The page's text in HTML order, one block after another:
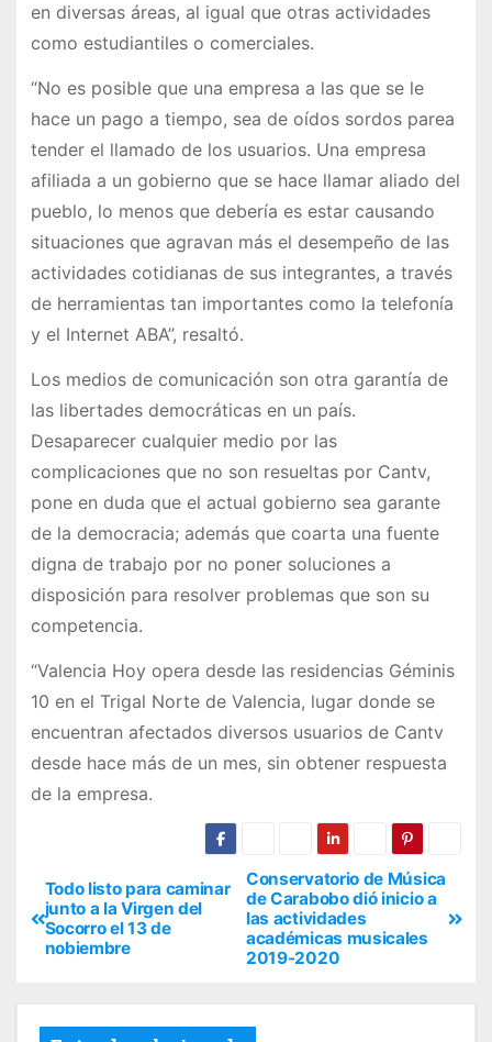
en diversas áreas, al igual que otras actividades
como estudiantiles o comerciales.
“No es posible que una empresa a las que se le
hace un pago a tiempo, sea de oídos sordos parea
tender el llamado de los usuarios. Una empresa
afiliada a un gobierno que se hace llamar aliado del
pueblo, lo menos que debería es estar causando
situaciones que agravan más el desempeño de las
actividades cotidianas de sus integrantes, a través
de herramientas tan importantes como la telefonía
y el Internet ABA”, resaltó.
Los medios de comunicación son otra garantía de
las libertades democráticas en un país.
Desaparecer cualquier medio por las
complicaciones que no son resueltas por Cantv,
pone en duda que el actual gobierno sea garante
de la democracia; además que coarta una fuente
digna de trabajo por no poner soluciones a
disposición para resolver problemas que son su
competencia.
“Valencia Hoy opera desde las residencias Géminis
10 en el Trigal Norte de Valencia, lugar donde se
encuentran afectados diversos usuarios de Cantv
desde hace más de un mes, sin obtener respuesta
de la empresa.
Conservatorio de Música
de Carabobo dió inicio a
las actividades
académicas musicales
2019-2020
Todo listo para caminar
junto a la Virgen del
Socorro el 13 de
nobiembre